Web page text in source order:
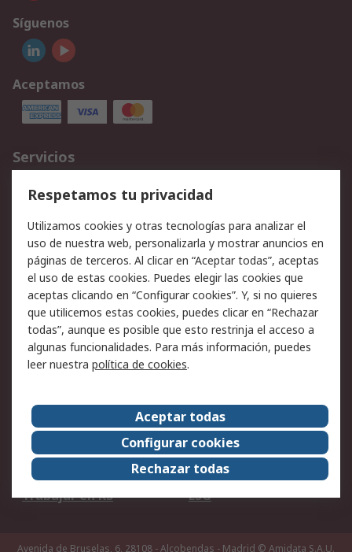
Síguenos
Aceptamos
Servicios
Cómo realizar pedidos
Devoluciones
Facturación y pago
Ofertas
Soporte técnico
Legal
Aviso legal
Política de privacidad -
Actualizada
Política sobre cookies
Seguridad de emails
Certificaciones de
Condiciones de venta
Acerca de RS
Acerca de RS
RS Group
RS en el mundo
Sala de prensa
Trabajar en RS
ESG
Avenida de Bruselas, 6, 28108 - Alcobendas - Madrid © Amidata S.A.U.
Respetamos tu privacidad
Utilizamos cookies y otras tecnologías para analizar el
uso de nuestra web, personalizarla y mostrar anuncios en
páginas de terceros. Al clicar en “Aceptar todas”, aceptas
el uso de estas cookies. Puedes elegir las cookies que
aceptas clicando en “Configurar cookies”. Y, si no quieres
que utilicemos estas cookies, puedes clicar en “Rechazar
todas”, aunque es posible que esto restrinja el acceso a
algunas funcionalidades. Para más información, puedes
leer nuestra política de cookies.
Aceptar todas
Configurar cookies
Rechazar todas